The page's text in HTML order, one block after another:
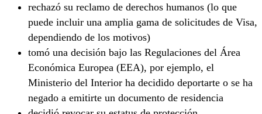
rechazó su reclamo de derechos humanos (lo que
puede incluir una amplia gama de solicitudes de Visa,
dependiendo de los motivos)
tomó una decisión bajo las Regulaciones del Área
Económica Europea (EEA), por ejemplo, el
Ministerio del Interior ha decidido deportarte o se ha
negado a emitirte un documento de residencia